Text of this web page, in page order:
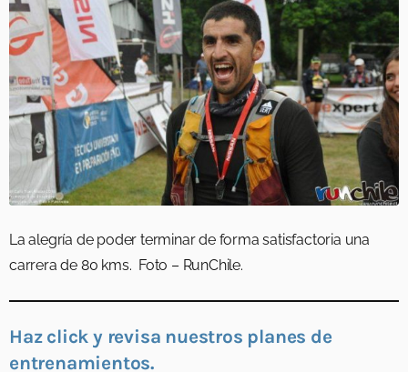
La alegría de poder terminar de forma satisfactoria una
carrera de 80 kms. Foto – RunChile.
Haz click y revisa nuestros planes de
entrenamientos.